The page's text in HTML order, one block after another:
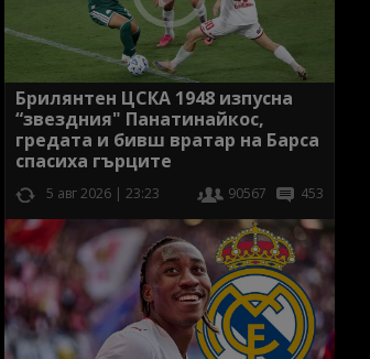
Брилянтен ЦСКА 1948 изпусна
“звездния" Панатинайкос,
гредата и бивш вратар на Барса
спасиха гърците
5 авг 2026 | 23:23 90567 453